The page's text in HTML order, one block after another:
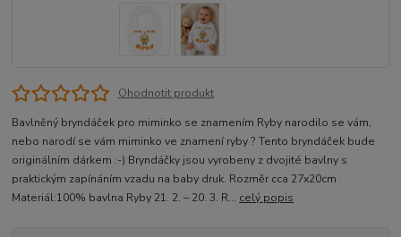
Ohodnotit produkt
Bavlněný bryndáček pro miminko se znamením Ryby narodilo se vám,
nebo narodí se vám miminko ve znamení ryby ? Tento bryndáček bude
originálním dárkem :-) Bryndáčky jsou vyrobeny z dvojité bavlny s
praktickým zapínáním vzadu na baby druk. Rozměr cca 27x20cm
Materiál:100% bavlna Ryby 21. 2. – 20. 3. R... celý popis